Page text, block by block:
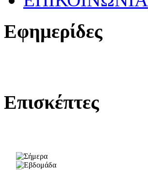
Εφημερίδες
Επισκέπτες